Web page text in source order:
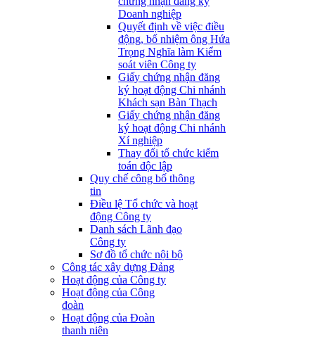
Doanh nghiệp
Quyết định về việc điều
động, bổ nhiệm ông Hứa
Trọng Nghĩa làm Kiểm
soát viên Công ty
Giấy chứng nhận đăng
ký hoạt động Chi nhánh
Khách sạn Bàn Thạch
Giấy chứng nhận đăng
ký hoạt động Chi nhánh
Xí nghiệp
Thay đổi tổ chức kiểm
toán độc lập
Quy chế công bố thông
tin
Điều lệ Tổ chức và hoạt
động Công ty
Danh sách Lãnh đạo
Công ty
Sơ đồ tổ chức nội bộ
Công tác xây dựng Đảng
Hoạt động của Công ty
Hoạt động của Công
đoàn
Hoạt động của Đoàn
thanh niên